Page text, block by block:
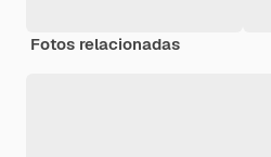
Fotos relacionadas